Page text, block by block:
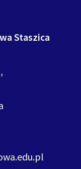
Staszica